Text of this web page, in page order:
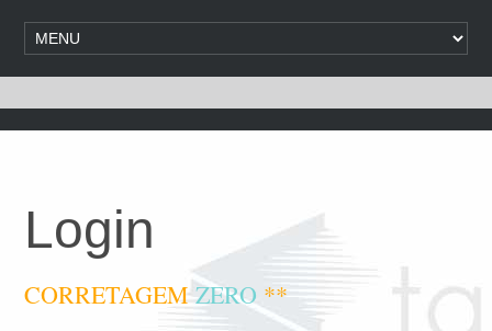
Login
CORRETAGEMZERO **